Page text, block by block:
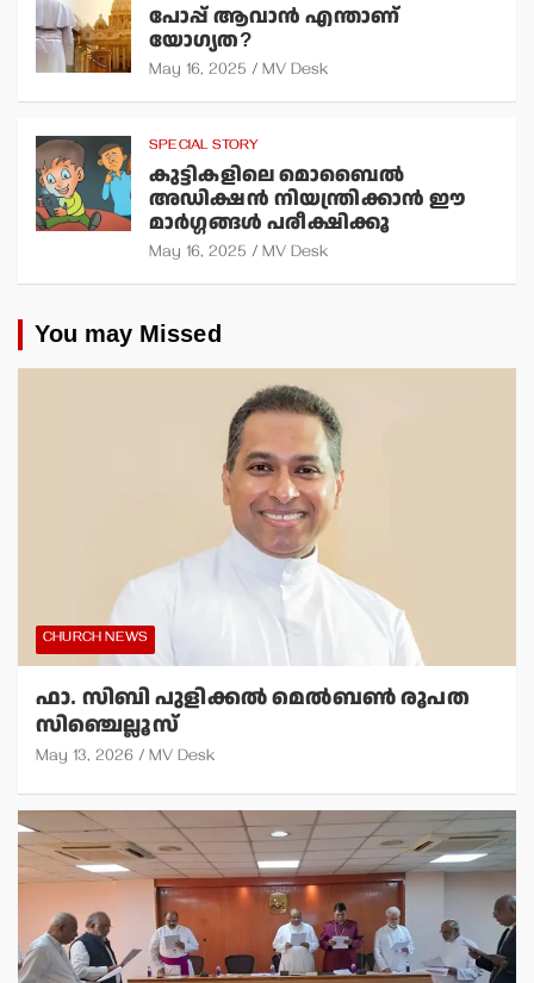
പോപ്പ് ആവാന്‍ എന്താണ്
യോഗ്യത?
May 16, 2025 MV Desk
SPECIAL STORY
കുട്ടികളിലെ മൊബൈല്‍
അഡിക്ഷന്‍ നിയന്ത്രിക്കാന്‍ ഈ
മാര്‍ഗ്ഗങ്ങള്‍ പരീക്ഷിക്കൂ
May 16, 2025 MV Desk
You may Missed
CHURCH NEWS
ഫാ. സിബി പുളിക്കല്‍ മെല്‍ബണ്‍ രൂപത
സിഞ്ചെല്ലൂസ്
May 13, 2026 MV Desk